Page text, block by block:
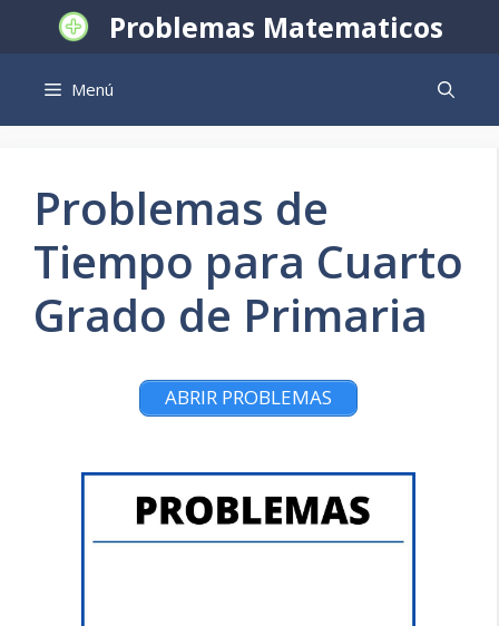
Problemas Matematicos
Menú
Problemas de
Tiempo para Cuarto
Grado de Primaria
ABRIR PROBLEMAS